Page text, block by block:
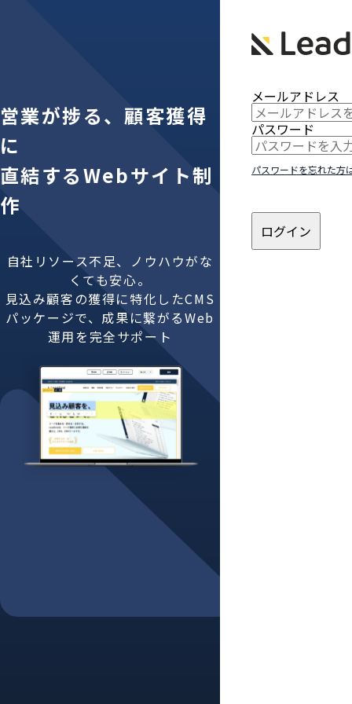
営業が捗る、顧客獲得
に
直結するWebサイト制
作
自社リソース不足、ノウハウがな
くても安心。
見込み顧客の獲得に特化したCMS
パッケージで、成果に繋がるWeb
運用を完全サポート
メールアドレス
パスワード
パスワードを忘れた方
ログイン